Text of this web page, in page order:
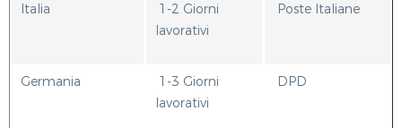
Italia
1-2 Giorni
lavorativi
Poste Italiane
Germania
1-3 Giorni
lavorativi
DPD